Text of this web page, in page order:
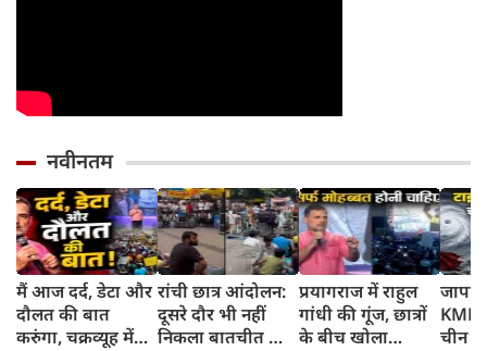
नवीनतम
मैं आज दर्द, डेटा और
दौलत की बात
करुंगा, चक्रव्यूह में
रांची छात्र आंदोलन:
दूसरे दौर भी नहीं
निकला बातचीत का
प्रयागराज में राहुल
गांधी की गूंज, छात्रों
के बीच खोला
चीन